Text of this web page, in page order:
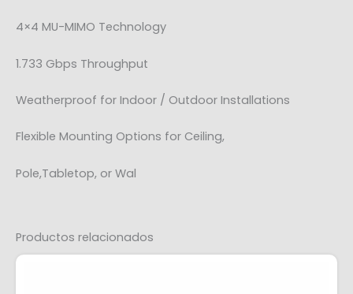
4×4 MU-MIMO Technology
1.733 Gbps Throughput
Weatherproof for Indoor / Outdoor Installations
Flexible Mounting Options for Ceiling,
Pole,Tabletop, or Wal
Productos relacionados